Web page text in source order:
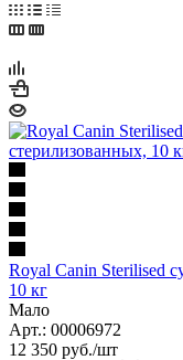
Royal Canin Sterilised
10 кг
Мало
Арт.: 00006972
12 350 руб./шт